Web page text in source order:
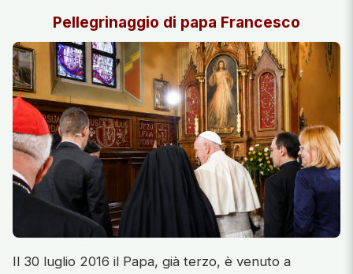
Pellegrinaggio di papa Francesco
Il 30 luglio 2016 il Papa, già terzo, è venuto a